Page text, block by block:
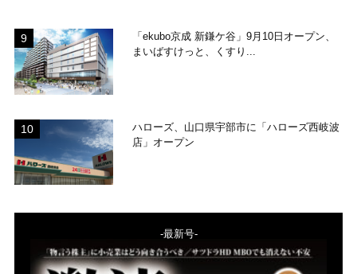
「ekubo京成 新鎌ケ谷」9月10日オープン、
まいばすけっと、くすり...
ハローズ、山口県宇部市に「ハローズ西岐波
店」オープン
-最新号-